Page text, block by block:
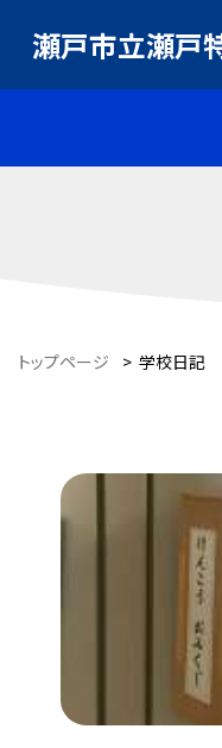
瀬戸市立瀬戸
トップページ > 学校日記